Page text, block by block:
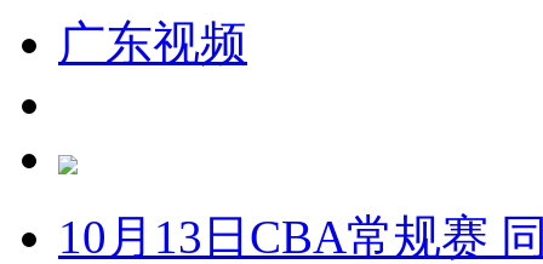
广东视频
10月13日CBA常规赛